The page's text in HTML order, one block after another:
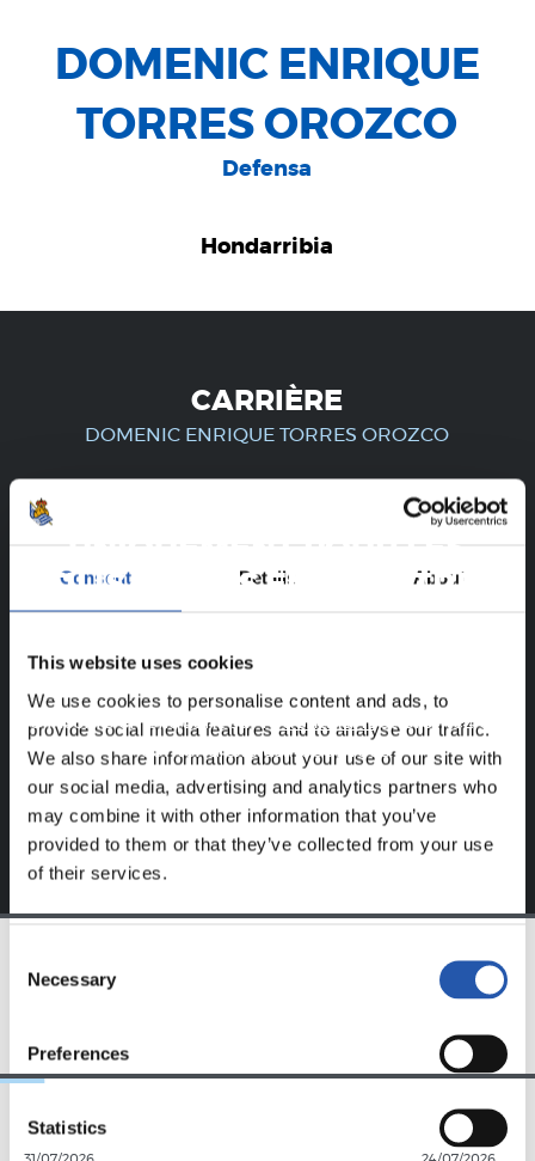
Consent Details About
This website uses cookies
We use cookies to personalise content and ads, to
provide social media features and to analyse our traffic.
We also share information about your use of our site with
our social media, advertising and analytics partners who
may combine it with other information that you’ve
provided to them or that they’ve collected from your use
of their services.
Selection
Necessary
Preferences
Statistics
DOMENIC ENRIQUE
TORRES OROZCO
Defensa
Hondarribia
CARRIÈRE
DOMENIC ENRIQUE TORRES OROZCO
UTILISATEURS ENREGISTRÉS !
notre site web.
S'inscrire en cliquant sur l' Identifiant et profitez du
contenu exclusif pour vous.